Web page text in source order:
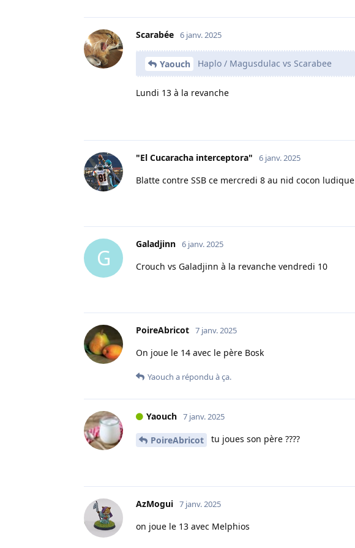
Scarabée 6 janv. 2025
Yaouch Haplo / Magusdulac vs Scarabee
Lundi 13 à la revanche
"El Cucaracha interceptora" 6 janv. 2025
Blatte contre SSB ce mercredi 8 au nid cocon ludique
G
Galadjinn 6 janv. 2025
Crouch vs Galadjinn à la revanche vendredi 10
PoireAbricot 7 janv. 2025
On joue le 14 avec le père Bosk
Yaouch a répondu à ça.
Yaouch 7 janv. 2025
PoireAbricot tu joues son père ????
AzMogui 7 janv. 2025
on joue le 13 avec Melphios